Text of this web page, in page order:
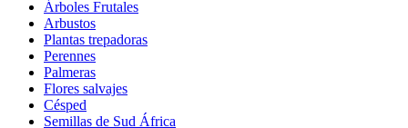
Árboles Frutales
Arbustos
Plantas trepadoras
Perennes
Palmeras
Flores salvajes
Césped
Semillas de Sud África